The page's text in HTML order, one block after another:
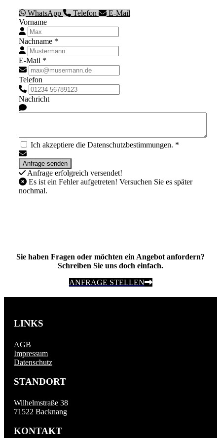
WhatsApp Telefon
E-Mail
Vorname
Nachname *
E-Mail *
Telefon
Nachricht
Ich akzeptiere die Datenschutzbestimmungen. *
Anfrage erfolgreich versendet!
Es ist ein Fehler aufgetreten! Versuchen Sie es später
nochmal.
Sie haben Fragen oder möchten ein Angebot anfordern?
Schreiben Sie uns doch einfach.
ANFRAGE STELLEN
LINKS
AGB
Impressum
Datenschutz
STANDORT
Wilhelmstraße 38
71522 Backnang
KONTAKT